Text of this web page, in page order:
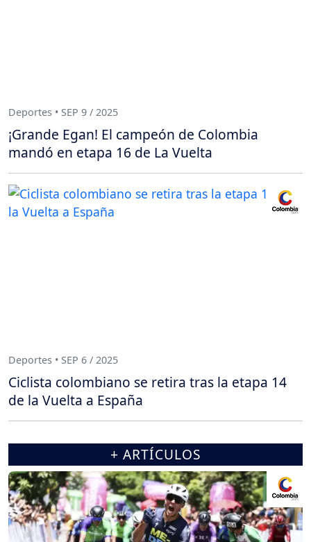
Deportes • SEP 9 / 2025
¡Grande Egan! El campeón de Colombia
mandó en etapa 16 de La Vuelta
Deportes • SEP 6 / 2025
Ciclista colombiano se retira tras la etapa 14
de la Vuelta a España
+ ARTÍCULOS